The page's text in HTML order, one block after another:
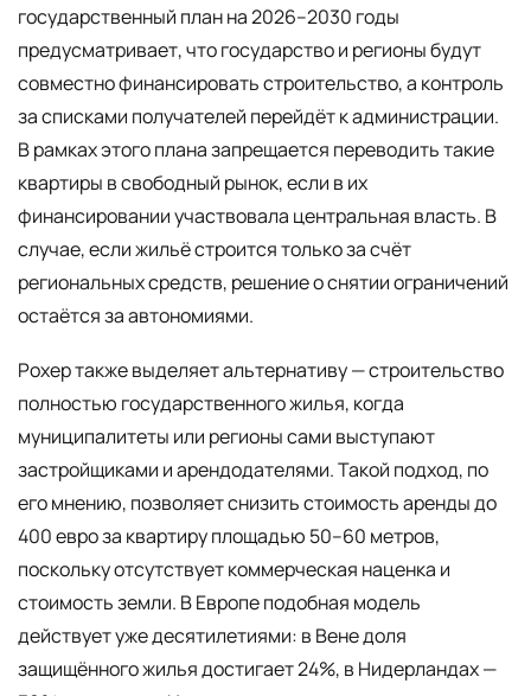
государственный план на 2026–2030 годы
предусматривает, что государство и регионы будут
совместно финансировать строительство, а контроль
за списками получателей перейдёт к администрации.
В рамках этого плана запрещается переводить такие
квартиры в свободный рынок, если в их
финансировании участвовала центральная власть. В
случае, если жильё строится только за счёт
региональных средств, решение о снятии ограничений
остаётся за автономиями.
Рохер также выделяет альтернативу — строительство
полностью государственного жилья, когда
муниципалитеты или регионы сами выступают
застройщиками и арендодателями. Такой подход, по
его мнению, позволяет снизить стоимость аренды до
400 евро за квартиру площадью 50–60 метров,
поскольку отсутствует коммерческая наценка и
стоимость земли. В Европе подобная модель
действует уже десятилетиями: в Вене доля
защищённого жилья достигает 24%, в Нидерландах —